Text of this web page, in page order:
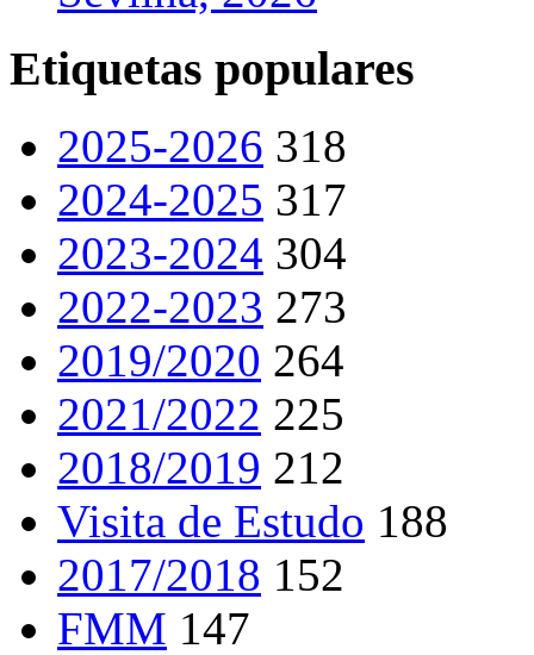
Etiquetas populares
2025-2026 318
2024-2025 317
2023-2024 304
2022-2023 273
2019/2020 264
2021/2022 225
2018/2019 212
Visita de Estudo 188
2017/2018 152
FMM 147